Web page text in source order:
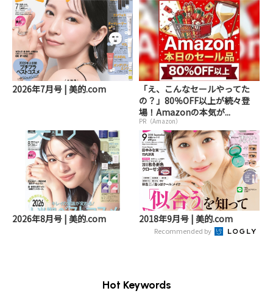
2026年7月号 | 美的.com
「え、こんなセールやってた
の？」80％OFF以上が続々登
場！Amazonの本気が...
PR（Amazon）
2026年8月号 | 美的.com 2018年9月号 | 美的.com
Recommended by
Hot Keywords